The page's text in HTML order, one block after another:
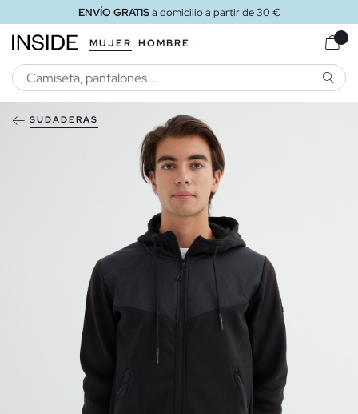
ENVÍO GRATISa domicilio a partir de 30 €
MUJER HOMBRE
SUDADERAS